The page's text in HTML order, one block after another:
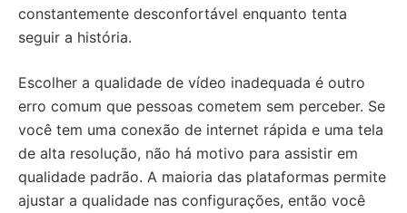
constantemente desconfortável enquanto tenta
seguir a história.
Escolher a qualidade de vídeo inadequada é outro
erro comum que pessoas cometem sem perceber. Se
você tem uma conexão de internet rápida e uma tela
de alta resolução, não há motivo para assistir em
qualidade padrão. A maioria das plataformas permite
ajustar a qualidade nas configurações, então você